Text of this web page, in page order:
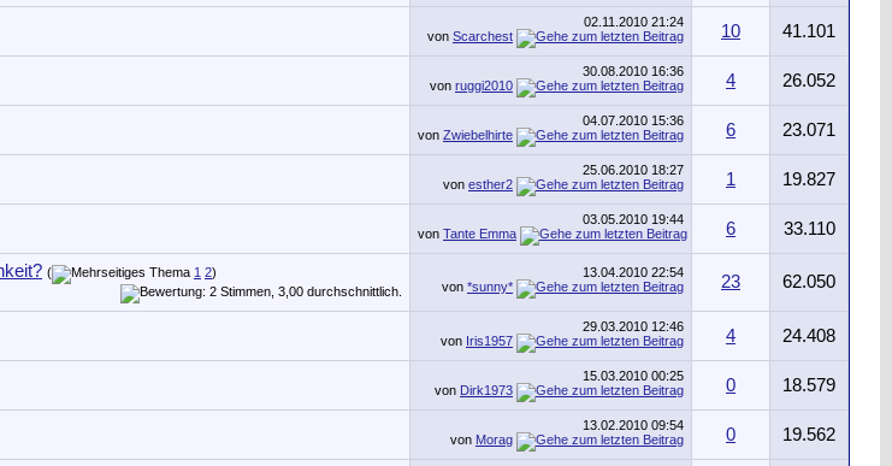
02.11.2010 21:24
von Scarchest 10 41.101
30.08.2010 16:36
von ruggi2010 4 26.052
04.07.2010 15:36
von Zwiebelhirte 6 23.071
25.06.2010 18:27
von esther2 1 19.827
03.05.2010 19:44
von Tante Emma 6 33.110
( 1 2)
13.04.2010 22:54
von *sunny* 23 62.050
29.03.2010 12:46
von Iris1957 4 24.408
15.03.2010 00:25
von Dirk1973 0 18.579
13.02.2010 09:54
von Morag 0 19.562